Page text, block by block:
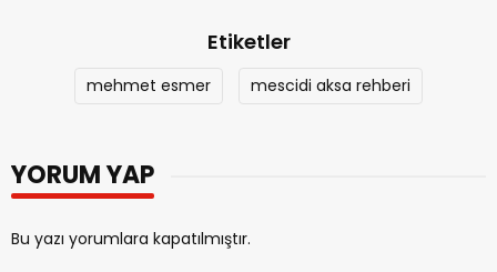
Etiketler
mehmet esmer mescidi aksa rehberi
YORUM YAP
Bu yazı yorumlara kapatılmıştır.